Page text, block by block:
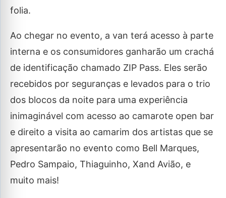
folia.
Ao chegar no evento, a van terá acesso à parte
interna e os consumidores ganharão um crachá
de identificação chamado ZIP Pass. Eles serão
recebidos por seguranças e levados para o trio
dos blocos da noite para uma experiência
inimaginável com acesso ao camarote open bar
e direito a visita ao camarim dos artistas que se
apresentarão no evento como Bell Marques,
Pedro Sampaio, Thiaguinho, Xand Avião, e
muito mais!